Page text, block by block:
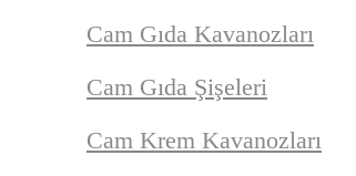
Cam Gıda Kavanozları
Cam Gıda Şişeleri
Cam Krem Kavanozları